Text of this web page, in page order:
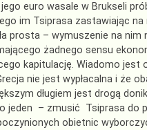
euro wasale w Brukseli
im Tsiprasa zastawiając na
prosta – wymuszenie na nim
żadnego sensu
kapitulację. Wiadomo jest
nie jest wypłacalna i że
długiem jest drogą
jeden – zmusić Tsiprasa do
obietnic